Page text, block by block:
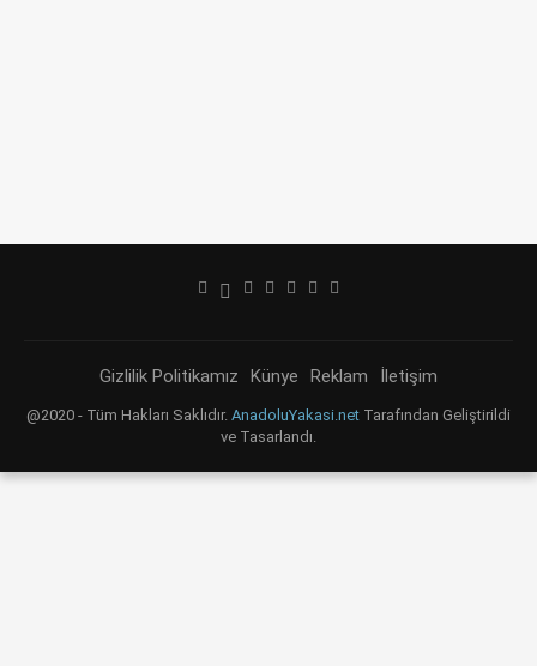
Gizlilik Politikamız Künye Reklam İletişim
@2020 - Tüm Hakları Saklıdır. AnadoluYakasi.net Tarafından Geliştirildi
ve Tasarlandı.